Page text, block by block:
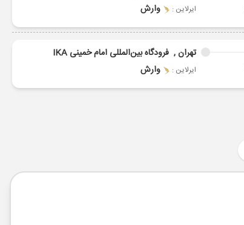
ایرلاین : وارش
تهران , فرودگاه بین‌المللی امام خمینی IKA
ایرلاین : وارش